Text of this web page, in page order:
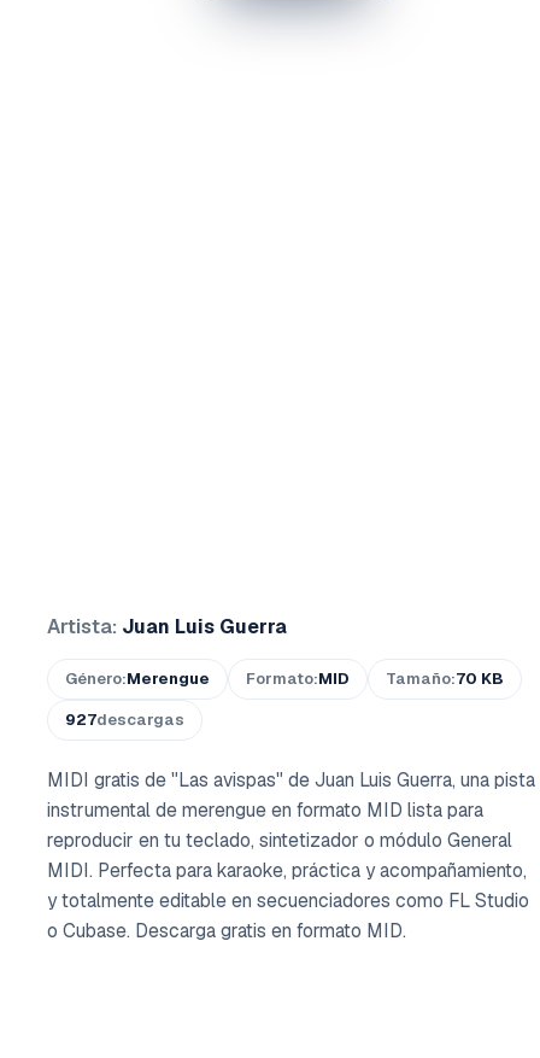
Artista: Juan Luis Guerra
Género:Merengue Formato:MID Tamaño:70 KB
927descargas
MIDI gratis de "Las avispas" de Juan Luis Guerra, una pista
instrumental de merengue en formato MID lista para
reproducir en tu teclado, sintetizador o módulo General
MIDI. Perfecta para karaoke, práctica y acompañamiento,
y totalmente editable en secuenciadores como FL Studio
o Cubase. Descarga gratis en formato MID.